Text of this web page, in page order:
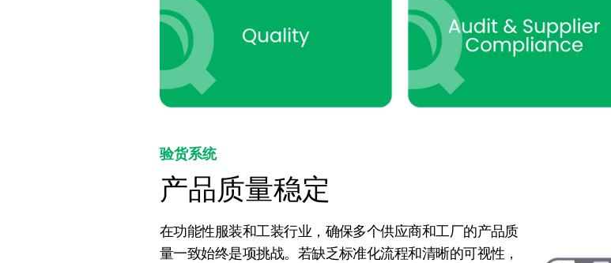
验货系统
产品质量稳定
在功能性服装和工装行业，确保多个供应商和工厂的产品质
量一致始终是项挑战。若缺乏标准化流程和清晰的可视性，